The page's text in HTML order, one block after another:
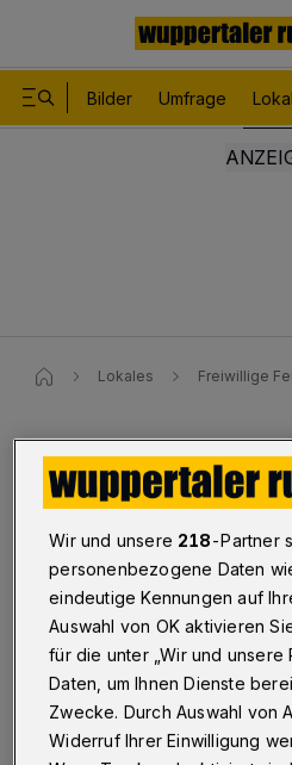
Bilder Umfrage
Lokales Freiwillige
SPD-Antrag
Freiwillige
Mängelliste
Wuppertal· Die Verwaltung
jedes halbe Jahr über den
der Freiwilligen Feuerwehren
Ausschuss Ordnung,
einen entsprechenden
Wir und unsere 218-Partner
personenbezogene Daten
eindeutige Kennungen auf
Auswahl von OK aktivieren
für die unter „Wir und unsere
Daten, um Ihnen Dienste
Zwecke. Durch Auswahl von
Widerruf Ihrer Einwilligung